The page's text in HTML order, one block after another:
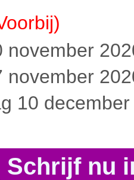
november
november
10
Schrijf nu